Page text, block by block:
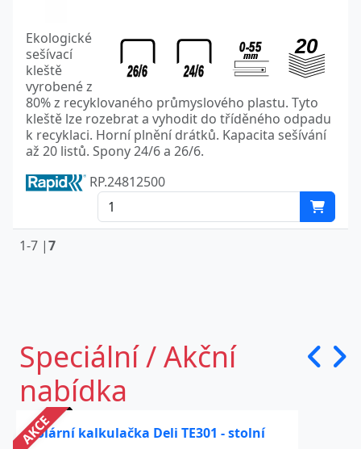
Ekologické
sešívací
kleště
vyrobené z
80% z recyklovaného průmyslového plastu. Tyto
kleště lze rozebrat a vyhodit do tříděného odpadu
k recyklaci. Horní plnění drátků. Kapacita sešívání
až 20 listů. Spony 24/6 a 26/6.
RP.24812500
1-7 |7
Speciální / Akční
nabídka
AKCE
Solární kalkulačka Deli TE301 - stolní